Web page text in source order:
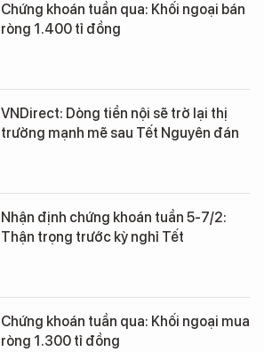
Chứng khoán tuần qua: Khối ngoại bán
ròng 1.400 tỉ đồng
VNDirect: Dòng tiền nội sẽ trở lại thị
trường mạnh mẽ sau Tết Nguyên đán
Nhận định chứng khoán tuần 5-7/2:
Thận trọng trước kỳ nghỉ Tết
Chứng khoán tuần qua: Khối ngoại mua
ròng 1.300 tỉ đồng